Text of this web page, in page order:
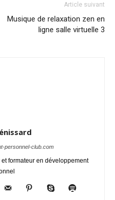
Article suivant
Musique de relaxation zen en
ligne salle virtuelle 3
personnel-club.com
formateur en développement